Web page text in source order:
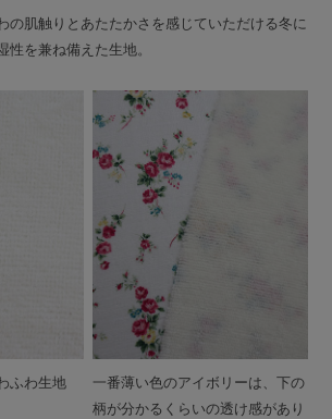
の肌触りとあたたかさを感じていただける冬に
性を兼ね備えた生地。
ふわ生地
一番薄い色のアイボリーは、下の
柄が分かるくらいの透け感があり